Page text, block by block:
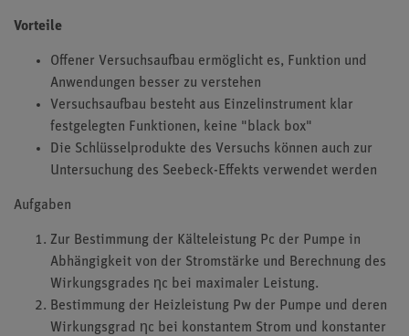
Vorteile
Offener Versuchsaufbau ermöglicht es, Funktion und
Anwendungen besser zu verstehen
Versuchsaufbau besteht aus Einzelinstrument klar
festgelegten Funktionen, keine "black box"
Die Schlüsselprodukte des Versuchs können auch zur
Untersuchung des Seebeck-Effekts verwendet werden
Aufgaben
Zur Bestimmung der Kälteleistung Pc der Pumpe in
Abhängigkeit von der Stromstärke und Berechnung des
Wirkungsgrades ηc bei maximaler Leistung.
Bestimmung der Heizleistung Pw der Pumpe und deren
Wirkungsgrad ηc bei konstantem Strom und konstanter